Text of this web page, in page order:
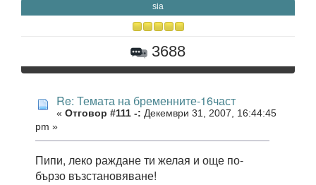
sia
3688
Re: Темата на бременните-16част
« Отговор #111 -: Декември 31, 2007, 16:44:45
pm »
Пипи, леко раждане ти желая и още по-
бързо възстановяване!